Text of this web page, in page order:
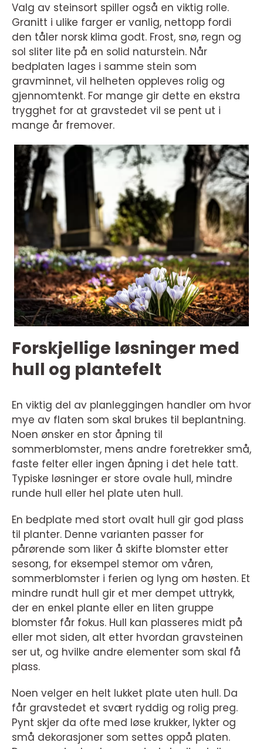
Valg av steinsort spiller også en viktig rolle.
Granitt i ulike farger er vanlig, nettopp fordi
den tåler norsk klima godt. Frost, snø, regn og
sol sliter lite på en solid naturstein. Når
bedplaten lages i samme stein som
gravminnet, vil helheten oppleves rolig og
gjennomtenkt. For mange gir dette en ekstra
trygghet for at gravstedet vil se pent ut i
mange år fremover.
Forskjellige løsninger med
hull og plantefelt
En viktig del av planleggingen handler om hvor
mye av flaten som skal brukes til beplantning.
Noen ønsker en stor åpning til
sommerblomster, mens andre foretrekker små,
faste felter eller ingen åpning i det hele tatt.
Typiske løsninger er store ovale hull, mindre
runde hull eller hel plate uten hull.
En bedplate med stort ovalt hull gir god plass
til planter. Denne varianten passer for
pårørende som liker å skifte blomster etter
sesong, for eksempel stemor om våren,
sommerblomster i ferien og lyng om høsten. Et
mindre rundt hull gir et mer dempet uttrykk,
der en enkel plante eller en liten gruppe
blomster får fokus. Hull kan plasseres midt på
eller mot siden, alt etter hvordan gravsteinen
ser ut, og hvilke andre elementer som skal få
plass.
Noen velger en helt lukket plate uten hull. Da
får gravstedet et svært ryddig og rolig preg.
Pynt skjer da ofte med løse krukker, lykter og
små dekorasjoner som settes oppå platen.